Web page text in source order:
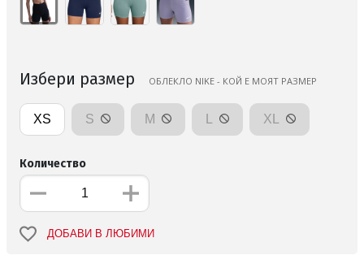
Избери размер ОБЛЕКЛО NIKE - КОЙ Е МОЯТ РАЗМЕР
XS S M XL
Количество
ДОБАВИ В ЛЮБИМИ